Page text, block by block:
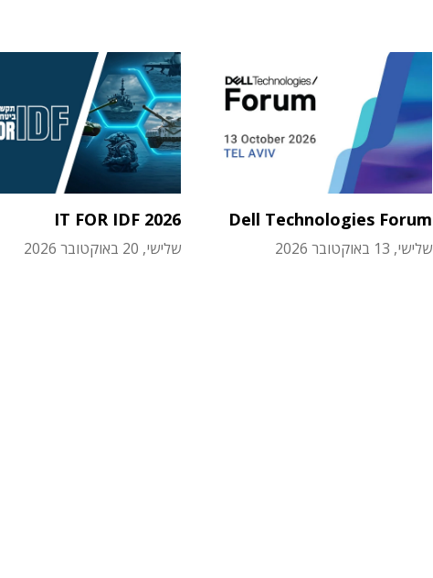
Dell Technologies Forum
שלישי, 13 באוקטובר 2026
IT FOR IDF 2026
שלישי, 20 באוקטובר 2026